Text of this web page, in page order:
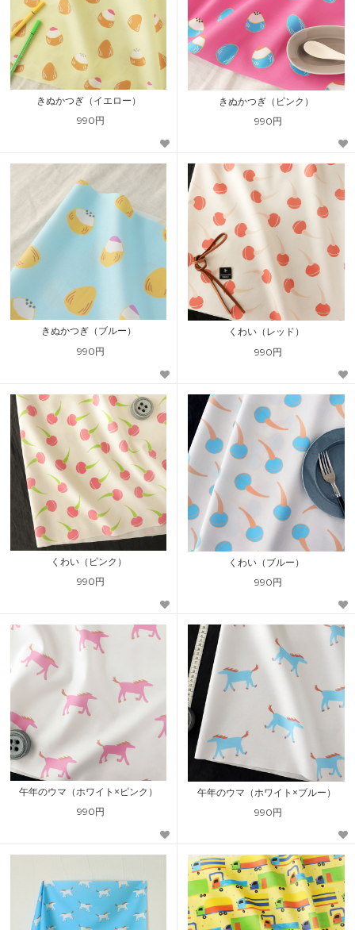
きぬかつぎ（イエロー）
990円
きぬかつぎ（ピンク）
990円
きぬかつぎ（ブルー）
990円
くわい（レッド）
990円
くわい（ピンク）
990円
くわい（ブルー）
990円
午年のウマ（ホワイト×ピンク）
990円
午年のウマ（ホワイト×ブルー）
990円